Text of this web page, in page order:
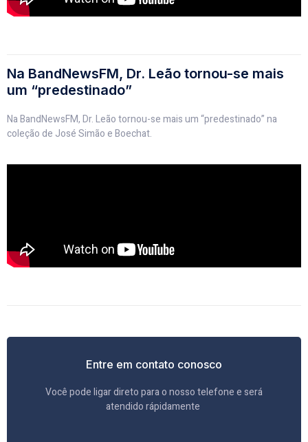
Na BandNewsFM, Dr. Leão tornou-se mais
um “predestinado”
Na BandNewsFM, Dr. Leão tornou-se mais um “predestinado” na
coleção de José Simão e Boechat.
Entre em contato conosco
Você pode ligar direto para o nosso telefone e será
atendido rápidamente